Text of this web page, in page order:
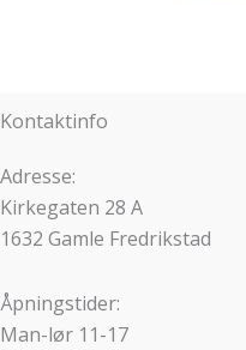
Kontaktinfo
Adresse:
Kirkegaten 28 A
1632 Gamle Fredrikstad
Åpningstider:
Man-lør 11-17